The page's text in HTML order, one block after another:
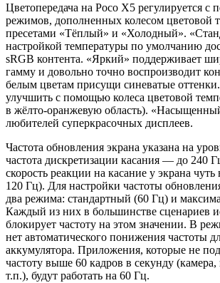
Цветопередача на Poco X5 регулируется с
режимов, дополненных колесом цветовой
пресетами «Тёплый» и «Холодный».
настройкой температуры по умолчанию
sRGB контента. «Яркий» поддерживает
гамму и довольно точно воспроизводит
белым цветам присущи синеватые
улучшить с помощью колеса цветовой
в жёлто-оранжевую область).
любителей суперкрасочных дисплеев.
Частота обновления экрана указана на
частота дискретизации касания — до 240
скорость реакции на касание у экрана
120 Гц). Для настройки частоты
два режима: стандартный (60 Гц) и
Каждый из них в большинстве сценариев
блокирует частоту на этом значении. В
нет автоматического понижения частоты
аккумулятора. Приложения, которые не
частоту выше 60 кадров в секунду
т.п.), будут работать на 60 Гц.